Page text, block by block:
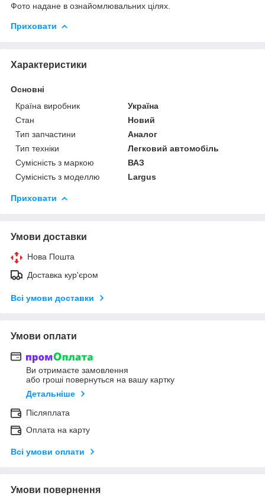
Фото надане в ознайомлювальних цілях.
Приховати
Характеристики
Основні
Країна виробник
Україна
Стан
Новий
Тип запчастини
Аналог
Тип техніки
Легковий автомобіль
Сумісність з маркою
ВАЗ
Сумісність з моделлю
Largus
Приховати
Умови доставки
Нова Пошта
Доставка кур'єром
Всі умови доставки
Умови оплати
Ви отримаєте замовлення
або гроші повернуться на вашу картку
Детальніше
Післяплата
Оплата на карту
Всі умови оплати
Умови повернення